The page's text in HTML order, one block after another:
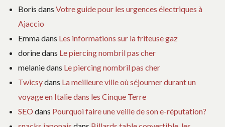
Boris dans Votre guide pour les urgences électriques à
Ajaccio
Emmadans Les informations sur la friteuse gaz
dorinedans Le piercing nombril pas cher
melaniedans Le piercing nombril pas cher
Twicsydans La meilleure ville où séjourner durant un
voyage en Italie dans les Cinque Terre
SEO dans Pourquoi faire une veille de son e-réputation?